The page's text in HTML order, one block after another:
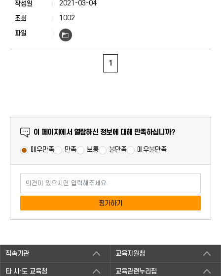
2021-03-04
1002
1
만족도 조사
이 페이지에서 열람하신 정보에 대해 만족하십니까?
매우만족 만족 보통 불만족 매우불만족
평가하기
직속기관 교육지원청
타 시·도 교육청 교육관련누리집